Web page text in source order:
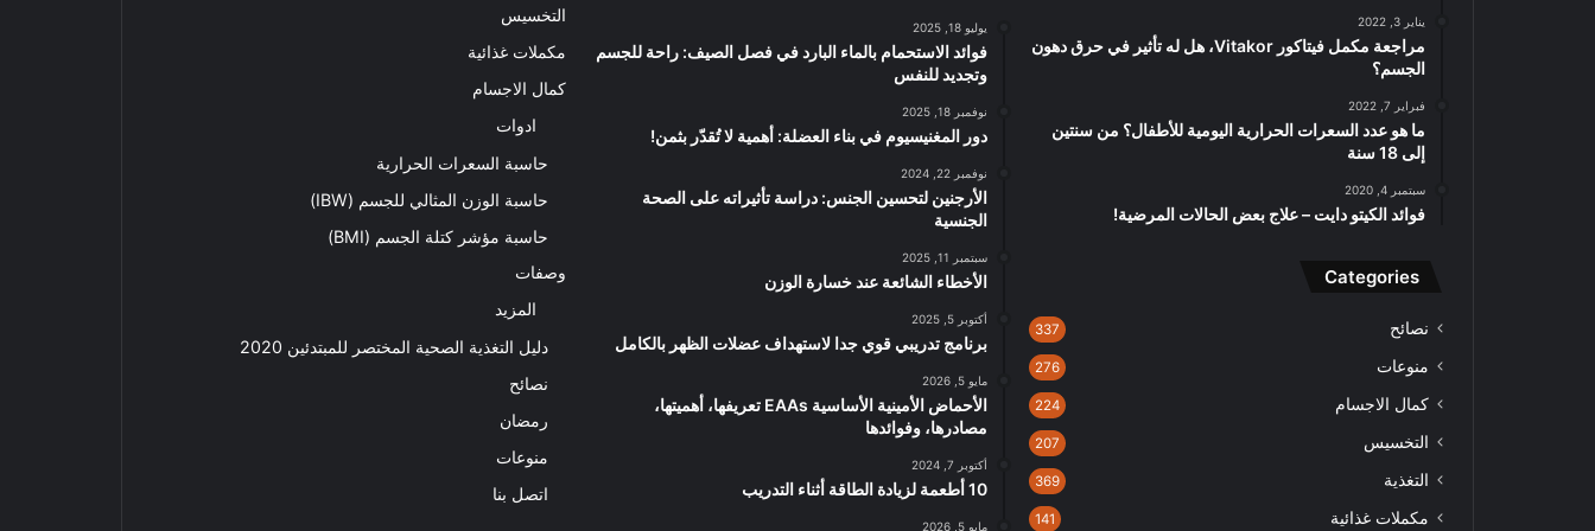
يناير 3, 2022
مراجعة مكمل فيتاكور Vitakor، هل له تأثير في حرق دهون
الجسم؟
فبراير 7, 2022
ما هو عدد السعرات الحرارية اليومية للأطفال؟ من سنتين
إلى 18 سنة
سبتمبر 4, 2020
فوائد الكيتو دايت – علاج بعض الحالات المرضية!
Categories
نصائح 337
منوعات 276
كمال الاجسام 224
التخسيس 207
التغذية 369
مكملات غذائية 141
يوليو 18, 2025
فوائد الاستحمام بالماء البارد في فصل الصيف: راحة للجسم
وتجديد للنفس
نوفمبر 18, 2025
دور المغنيسيوم في بناء العضلة: أهمية لا تُقدّر بثمن!
نوفمبر 22, 2024
الأرجنين لتحسين الجنس: دراسة تأثيراته على الصحة
الجنسية
سبتمبر 11, 2025
الأخطاء الشائعة عند خسارة الوزن
أكتوبر 5, 2025
برنامج تدريبي قوي جدا لاستهداف عضلات الظهر بالكامل
مايو 5, 2026
الأحماض الأمينية الأساسية EAAs تعريفها، أهميتها،
مصادرها، وفوائدها
أكتوبر 7, 2024
10 أطعمة لزيادة الطاقة أثناء التدريب
مايو 5, 2026
التخسيس
مكملات غذائية
كمال الاجسام
ادوات
حاسبة السعرات الحرارية
حاسبة الوزن المثالي للجسم (IBW)
حاسبة مؤشر كتلة الجسم (BMI)
وصفات
المزيد
دليل التغذية الصحية المختصر للمبتدئين 2020​
نصائح
رمضان
منوعات
اتصل بنا